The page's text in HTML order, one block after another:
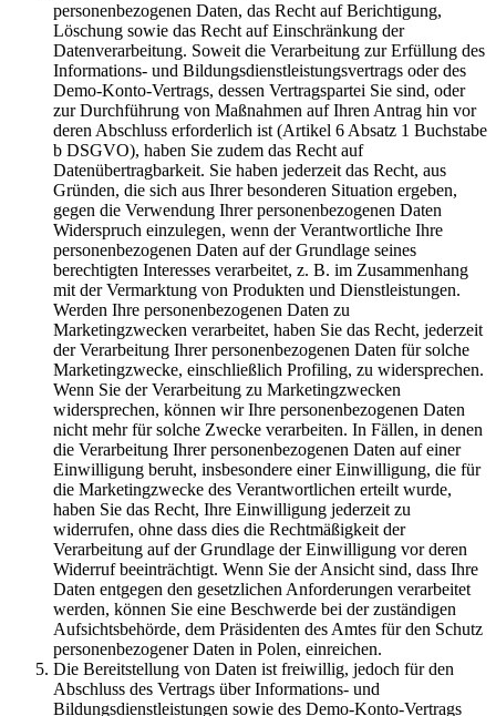
personenbezogenen Daten, das Recht auf Berichtigung,
Löschung sowie das Recht auf Einschränkung der
Datenverarbeitung. Soweit die Verarbeitung zur Erfüllung des
Informations- und Bildungsdienstleistungsvertrags oder des
Demo-Konto-Vertrags, dessen Vertragspartei Sie sind, oder
zur Durchführung von Maßnahmen auf Ihren Antrag hin vor
deren Abschluss erforderlich ist (Artikel 6 Absatz 1 Buchstabe
b DSGVO), haben Sie zudem das Recht auf
Datenübertragbarkeit. Sie haben jederzeit das Recht, aus
Gründen, die sich aus Ihrer besonderen Situation ergeben,
gegen die Verwendung Ihrer personenbezogenen Daten
Widerspruch einzulegen, wenn der Verantwortliche Ihre
personenbezogenen Daten auf der Grundlage seines
berechtigten Interesses verarbeitet, z. B. im Zusammenhang
mit der Vermarktung von Produkten und Dienstleistungen.
Werden Ihre personenbezogenen Daten zu
Marketingzwecken verarbeitet, haben Sie das Recht, jederzeit
der Verarbeitung Ihrer personenbezogenen Daten für solche
Marketingzwecke, einschließlich Profiling, zu widersprechen.
Wenn Sie der Verarbeitung zu Marketingzwecken
widersprechen, können wir Ihre personenbezogenen Daten
nicht mehr für solche Zwecke verarbeiten. In Fällen, in denen
die Verarbeitung Ihrer personenbezogenen Daten auf einer
Einwilligung beruht, insbesondere einer Einwilligung, die für
die Marketingzwecke des Verantwortlichen erteilt wurde,
haben Sie das Recht, Ihre Einwilligung jederzeit zu
widerrufen, ohne dass dies die Rechtmäßigkeit der
Verarbeitung auf der Grundlage der Einwilligung vor deren
Widerruf beeinträchtigt. Wenn Sie der Ansicht sind, dass Ihre
Daten entgegen den gesetzlichen Anforderungen verarbeitet
werden, können Sie eine Beschwerde bei der zuständigen
Aufsichtsbehörde, dem Präsidenten des Amtes für den Schutz
personenbezogener Daten in Polen, einreichen.
Die Bereitstellung von Daten ist freiwillig, jedoch für den
Abschluss des Vertrags über Informations- und
Bildungsdienstleistungen sowie des Demo-Konto-Vertrags